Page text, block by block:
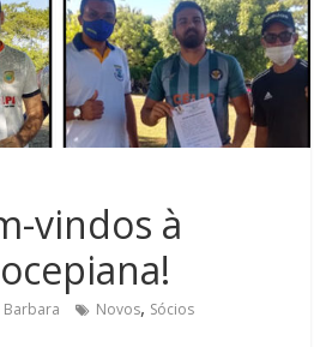
vindos à
Barbara Novos, Sócios